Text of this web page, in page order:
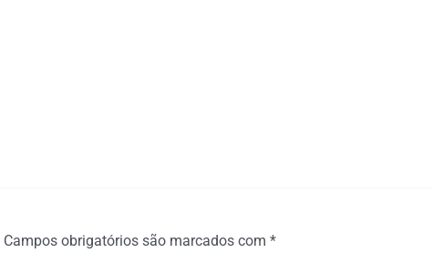
Campos obrigatórios são marcados com *